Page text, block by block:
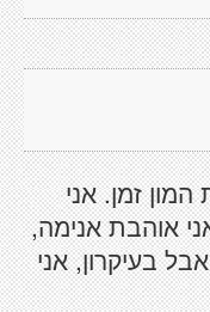
זמן. אני
אוהבת אנימה,
בעיקרון, אני